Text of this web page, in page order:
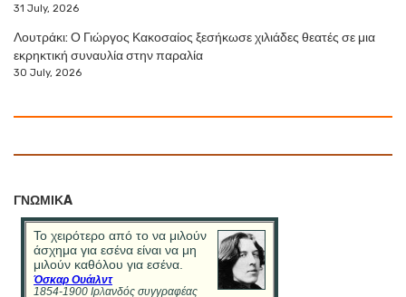
31 July, 2026
Λουτράκι: Ο Γιώργος Κακοσαίος ξεσήκωσε χιλιάδες θεατές σε μια
εκρηκτική συναυλία στην παραλία
30 July, 2026
ΓΝΩΜΙΚA